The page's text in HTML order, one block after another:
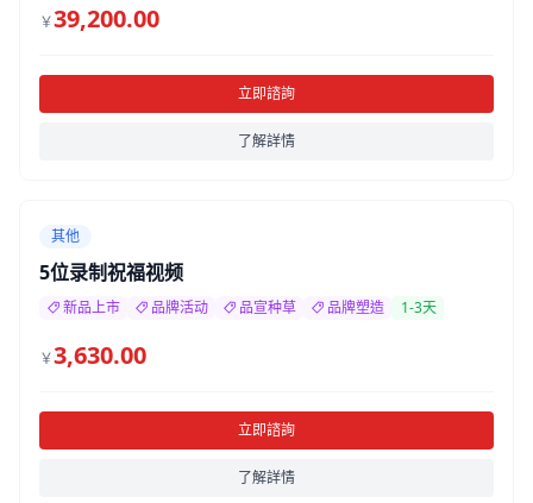
￥39,200.00
立即諮詢
了解詳情
其他
5位录制祝福视频
新品上市 品牌活动 品宣种草 品牌塑造 1-3天
￥3,630.00
立即諮詢
了解詳情